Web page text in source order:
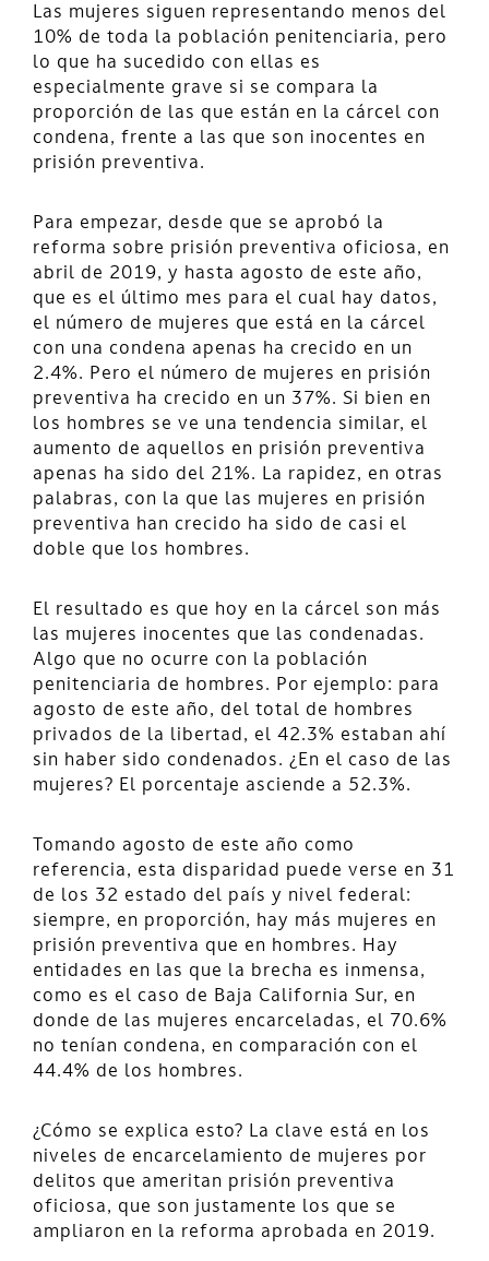
Las mujeres siguen representando menos del
10% de toda la población penitenciaria, pero
lo que ha sucedido con ellas es
especialmente grave si se compara la
proporción de las que están en la cárcel con
condena, frente a las que son inocentes en
prisión preventiva.
Para empezar, desde que se aprobó la
reforma sobre prisión preventiva oficiosa, en
abril de 2019, y hasta agosto de este año,
que es el último mes para el cual hay datos,
el número de mujeres que está en la cárcel
con una condena apenas ha crecido en un
2.4%. Pero el número de mujeres en prisión
preventiva ha crecido en un 37%. Si bien en
los hombres se ve una tendencia similar, el
aumento de aquellos en prisión preventiva
apenas ha sido del 21%. La rapidez, en otras
palabras, con la que las mujeres en prisión
preventiva han crecido ha sido de casi el
doble que los hombres.
El resultado es que hoy en la cárcel son más
las mujeres inocentes que las condenadas.
Algo que no ocurre con la población
penitenciaria de hombres. Por ejemplo: para
agosto de este año, del total de hombres
privados de la libertad, el 42.3% estaban ahí
sin haber sido condenados. ¿En el caso de las
mujeres? El porcentaje asciende a 52.3%.
Tomando agosto de este año como
referencia, esta disparidad puede verse en 31
de los 32 estado del país y nivel federal:
siempre, en proporción, hay más mujeres en
prisión preventiva que en hombres. Hay
entidades en las que la brecha es inmensa,
como es el caso de Baja California Sur, en
donde de las mujeres encarceladas, el 70.6%
no tenían condena, en comparación con el
44.4% de los hombres.
¿Cómo se explica esto? La clave está en los
niveles de encarcelamiento de mujeres por
delitos que ameritan prisión preventiva
oficiosa, que son justamente los que se
ampliaron en la reforma aprobada en 2019.